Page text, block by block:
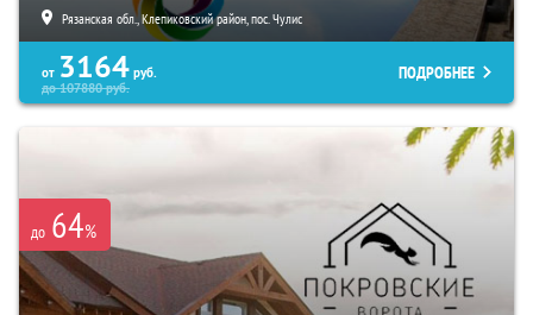
Рязанская обл., Клепиковский район, пос. Чулис
от 3164 руб.
до107880руб.
ПОДРОБНЕЕ
до 64%